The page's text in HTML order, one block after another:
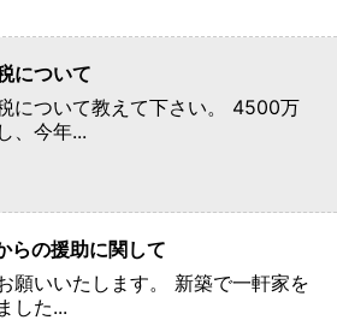
について
について教えて下さい。 4500万
、今年...
らの援助に関して
願いいたします。 新築で一軒家を
した...